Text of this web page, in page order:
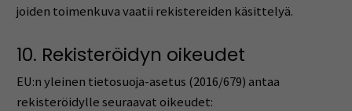
joiden toimenkuva vaatii rekistereiden käsittelyä.
10. Rekisteröidyn oikeudet
EU:n yleinen tietosuoja-asetus (2016/679) antaa
rekisteröidylle seuraavat oikeudet: